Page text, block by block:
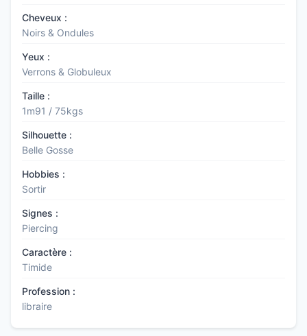
Cheveux :
Noirs & Ondules
Yeux :
Verrons & Globuleux
Taille :
1m91 / 75kgs
Silhouette :
Belle Gosse
Hobbies :
Sortir
Signes :
Piercing
Caractère :
Timide
Profession :
libraire